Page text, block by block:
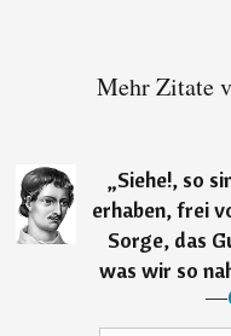
Mehr Zitate
„Siehe!, so
erhaben, frei
Sorge, das
was wir so
―